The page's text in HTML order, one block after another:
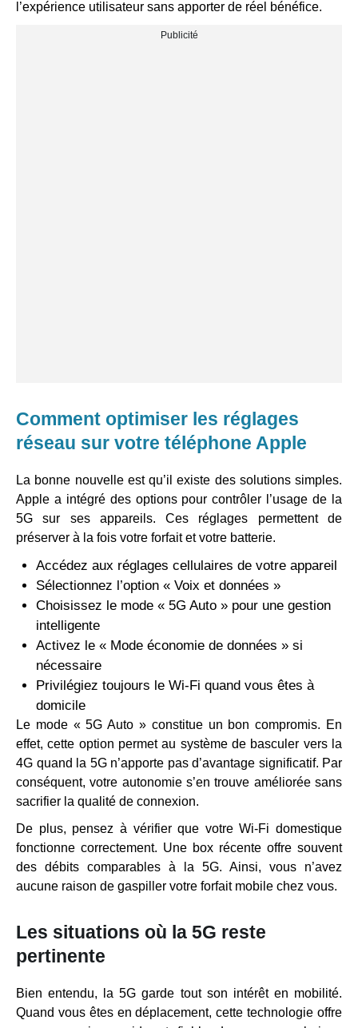
l’expérience utilisateur sans apporter de réel bénéfice.
Comment optimiser les réglages
réseau sur votre téléphone Apple
La bonne nouvelle est qu’il existe des solutions simples.
Apple a intégré des options pour contrôler l’usage de la
5G sur ses appareils. Ces réglages permettent de
préserver à la fois votre forfait et votre batterie.
Accédez aux réglages cellulaires de votre appareil
Sélectionnez l’option « Voix et données »
Choisissez le mode « 5G Auto » pour une gestion
intelligente
Activez le « Mode économie de données » si
nécessaire
Privilégiez toujours le Wi-Fi quand vous êtes à
domicile
Le mode « 5G Auto » constitue un bon compromis. En
effet, cette option permet au système de basculer vers la
4G quand la 5G n’apporte pas d’avantage significatif. Par
conséquent, votre autonomie s’en trouve améliorée sans
sacrifier la qualité de connexion.
De plus, pensez à vérifier que votre Wi-Fi domestique
fonctionne correctement. Une box récente offre souvent
des débits comparables à la 5G. Ainsi, vous n’avez
aucune raison de gaspiller votre forfait mobile chez vous.
Les situations où la 5G reste
pertinente
Bien entendu, la 5G garde tout son intérêt en mobilité.
Quand vous êtes en déplacement, cette technologie offre